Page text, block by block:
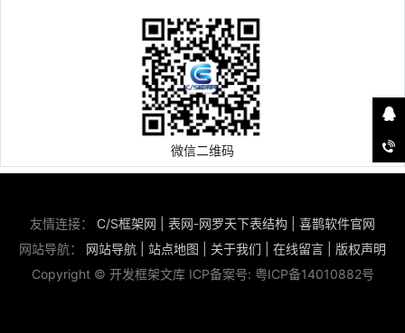
微信二维码
友情连接： C/S框架网 表网-网罗天下表结构
喜鹊软件官网
网站导航： 网站导航 站点地图 关于我们 在线留言
版权声明
Copyright © 开发框架文库 ICP备案号: 粤ICP备14010882号